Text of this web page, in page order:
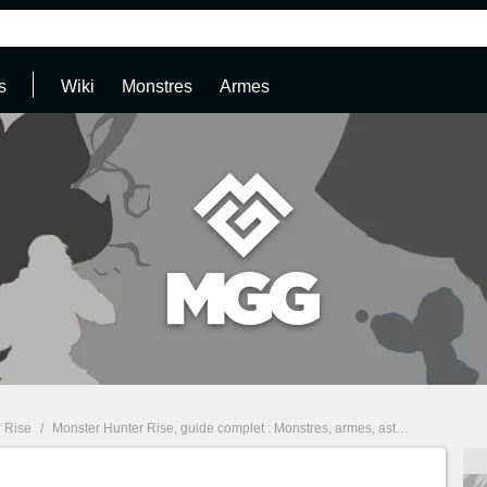
Wiki Monstres Armes
Rise / Monster Hunter Rise, guide complet : Monstres, armes, astuces...